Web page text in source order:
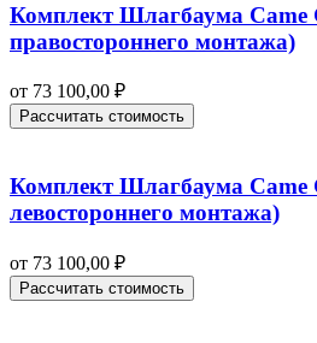
Комплект Шлагбаума Came
правостороннего монтажа)
от 73 100,00 ₽
Рассчитать стоимость
Комплект Шлагбаума Came
левостороннего монтажа)
от 73 100,00 ₽
Рассчитать стоимость